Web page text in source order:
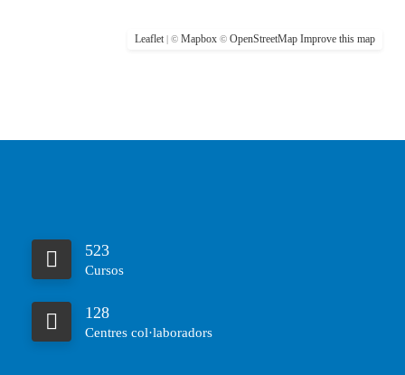
Leaflet | © Mapbox © OpenStreetMap Improve this map
523
Cursos
128
Centres col·laboradors